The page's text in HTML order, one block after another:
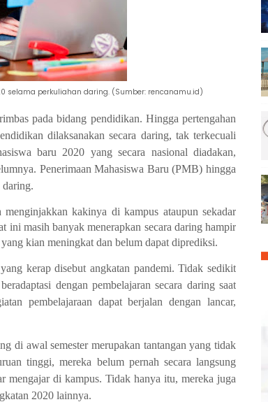
selama perkuliahan daring. (Sumber: rencanamu.id)
pada bidang pendidikan. Hingga pertengahan
dilaksanakan secara daring, tak terkecuali
baru 2020 yang secara nasional diadakan,
Penerimaan Mahasiswa Baru (PMB) hingga
daring.
menginjakkan kakinya di kampus ataupun sekadar
ini masih banyak menerapkan secara daring hampir
kian meningkat dan belum dapat diprediksi.
kerap disebut angkatan pandemi. Tidak sedikit
dengan pembelajaran secara daring saat
pembelajaraan dapat berjalan dengan lancar,
di awal semester merupakan tantangan yang tidak
tinggi, mereka belum pernah secara langsung
mengajar di kampus. Tidak hanya itu, mereka juga
2020 lainnya.